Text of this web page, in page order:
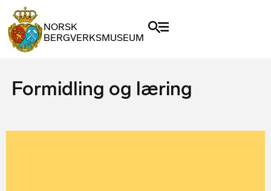
NORSK
BERGVERKSMUSEUM
Formidling og læring